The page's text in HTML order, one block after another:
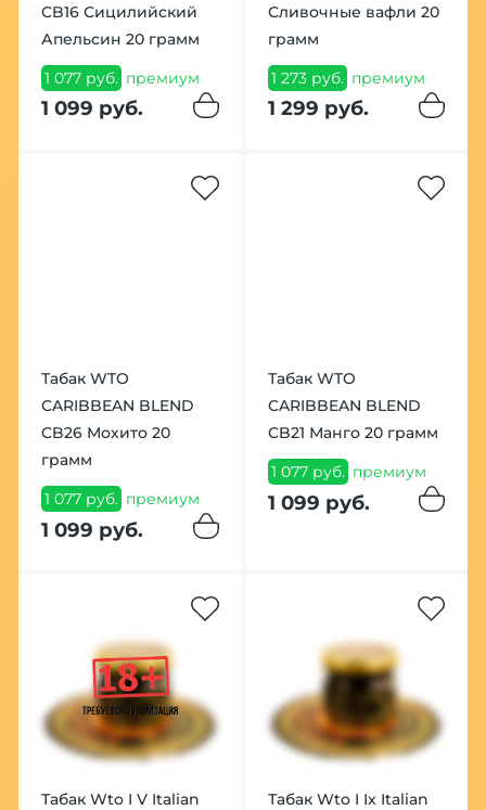
CB16 Сицилийский
Апельсин 20 грамм
1 077 руб. премиум
1 099 руб.
Сливочные вафли 20
грамм
1 273 руб. премиум
1 299 руб.
Табак WTO
CARIBBEAN BLEND
CB26 Мохито 20
грамм
1 077 руб. премиум
1 099 руб.
Табак WTO
CARIBBEAN BLEND
CB21 Манго 20 грамм
1 077 руб. премиум
1 099 руб.
Табак Wto I V Italian
Табак Wto I Ix Italian